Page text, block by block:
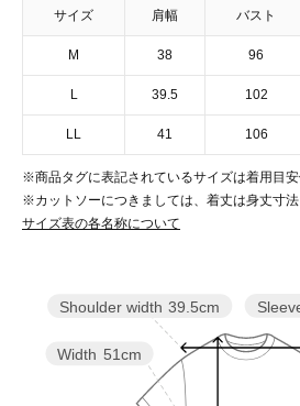
サイズ 肩幅 バスト
M 38 96
L 39.5 102
LL 41 106
※商品タグに表記されているサイズは着用目
※カットソーにつきましては、着丈は身丈寸法
サイズ表の各名称について
Width 51cm
Shoulder width 39.5cm